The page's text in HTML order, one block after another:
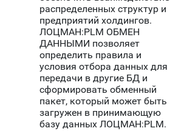
распределенных структур и
предприятий холдингов.
ЛОЦМАН:PLM ОБМЕН
ДАННЫМИ позволяет
определить правила и
условия отбора данных для
передачи в другие БД и
сформировать обменный
пакет, который может быть
загружен в принимающую
базу данных ЛОЦМАН:PLM.